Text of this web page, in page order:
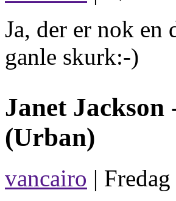
Ja, der er nok en
ganle skurk:-)
Janet Jackson
(Urban)
vancairo |